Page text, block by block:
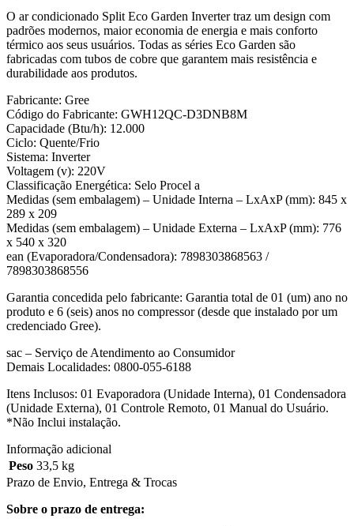
O ar condicionado Split Eco Garden Inverter traz um design com
padrões modernos, maior economia de energia e mais conforto
térmico aos seus usuários. Todas as séries Eco Garden são
fabricadas com tubos de cobre que garantem mais resistência e
durabilidade aos produtos.
Fabricante: Gree
Código do Fabricante: GWH12QC-D3DNB8M
Capacidade (Btu/h): 12.000
Ciclo: Quente/Frio
Sistema: Inverter
Voltagem (v): 220V
Classificação Energética: Selo Procel a
Medidas (sem embalagem) – Unidade Interna – LxAxP (mm): 845 x
289 x 209
Medidas (sem embalagem) – Unidade Externa – LxAxP (mm): 776
x 540 x 320
ean (Evaporadora/Condensadora): 7898303868563 /
7898303868556
Garantia concedida pelo fabricante: Garantia total de 01 (um) ano no
produto e 6 (seis) anos no compressor (desde que instalado por um
credenciado Gree).
sac – Serviço de Atendimento ao Consumidor
Demais Localidades: 0800-055-6188
Itens Inclusos: 01 Evaporadora (Unidade Interna), 01 Condensadora
(Unidade Externa), 01 Controle Remoto, 01 Manual do Usuário.
*Não Inclui instalação.
Informação adicional
Peso 33,5 kg
Prazo de Envio, Entrega & Trocas
Sobre o prazo de entrega: